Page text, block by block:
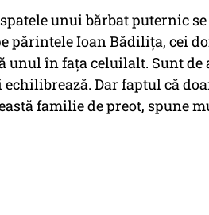
unui bărbat puternic
părintele Ioan Bădilița, cei
unul în fața celuilalt. Sunt de
echilibrează. Dar faptul că
familie de preot, spune